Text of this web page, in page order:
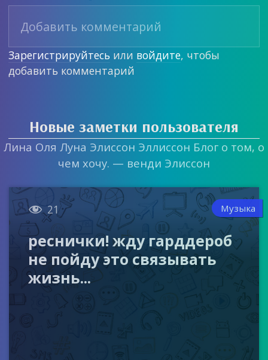
Зарегистрируйтесь или войдите, чтобы
добавить комментарий
Новые заметки пользователя
Лина Оля Луна Элиссон Эллиссон Блог о том, о
чем хочу. — венди Элиссон
 21 Музыка
реснички! жду гарддероб
не пойду это связывать
жизнь...